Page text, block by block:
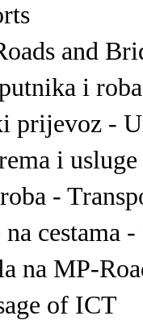
and
i
prijevoz -
i
-
cestama
na MP-
of ICT